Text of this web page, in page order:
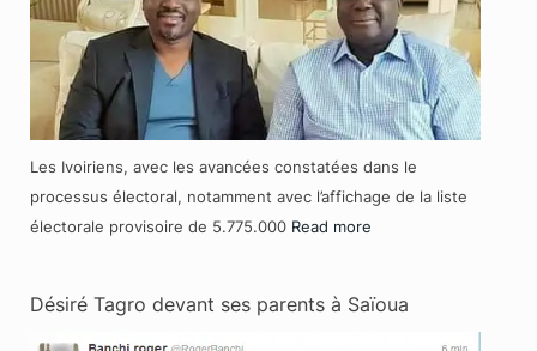
Les Ivoiriens, avec les avancées constatées dans le
processus électoral, notamment avec l’affichage de la liste
électorale provisoire de 5.775.000 Read more
Désiré Tagro devant ses parents à Saïoua